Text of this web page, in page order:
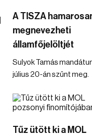
A TISZA
megnevezheti
államfőjelöltjét
Sulyok Tamás
július 20-án szűnt meg.
Tűz ütött ki a MOL